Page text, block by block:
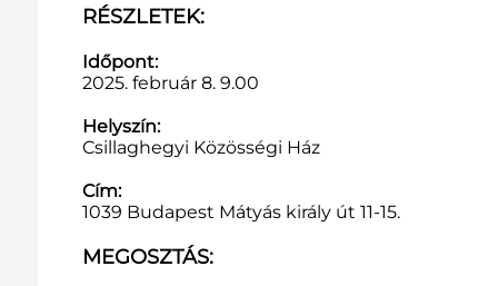
RÉSZLETEK:
Időpont:
2025. február 8. 9.00
Helyszín:
Csillaghegyi Közösségi Ház
Cím:
1039 Budapest Mátyás király út 11-15.
MEGOSZTÁS: